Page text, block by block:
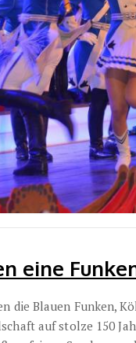
eine
die Blauen Funken,
auf stolze 150